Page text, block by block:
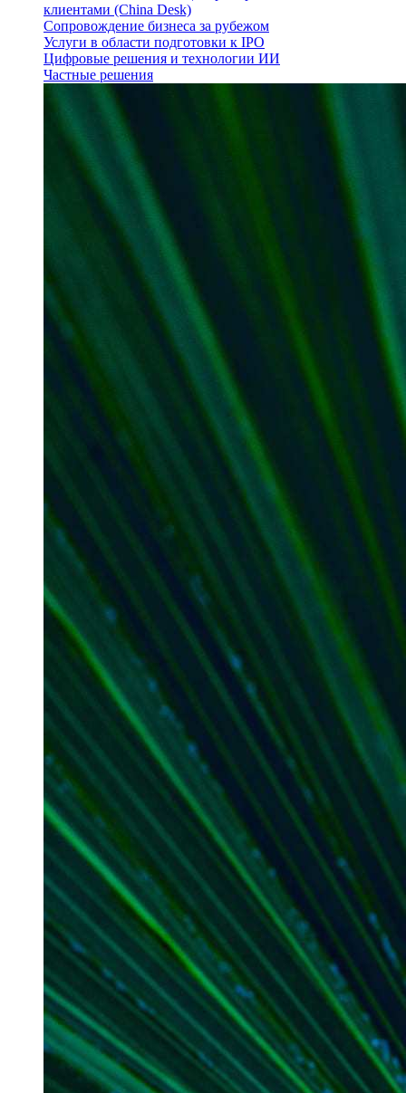
клиентами (China Desk)
Сопровождение бизнеса за рубежом
Услуги в области подготовки к IPO
Цифровые решения и технологии ИИ
Частные решения